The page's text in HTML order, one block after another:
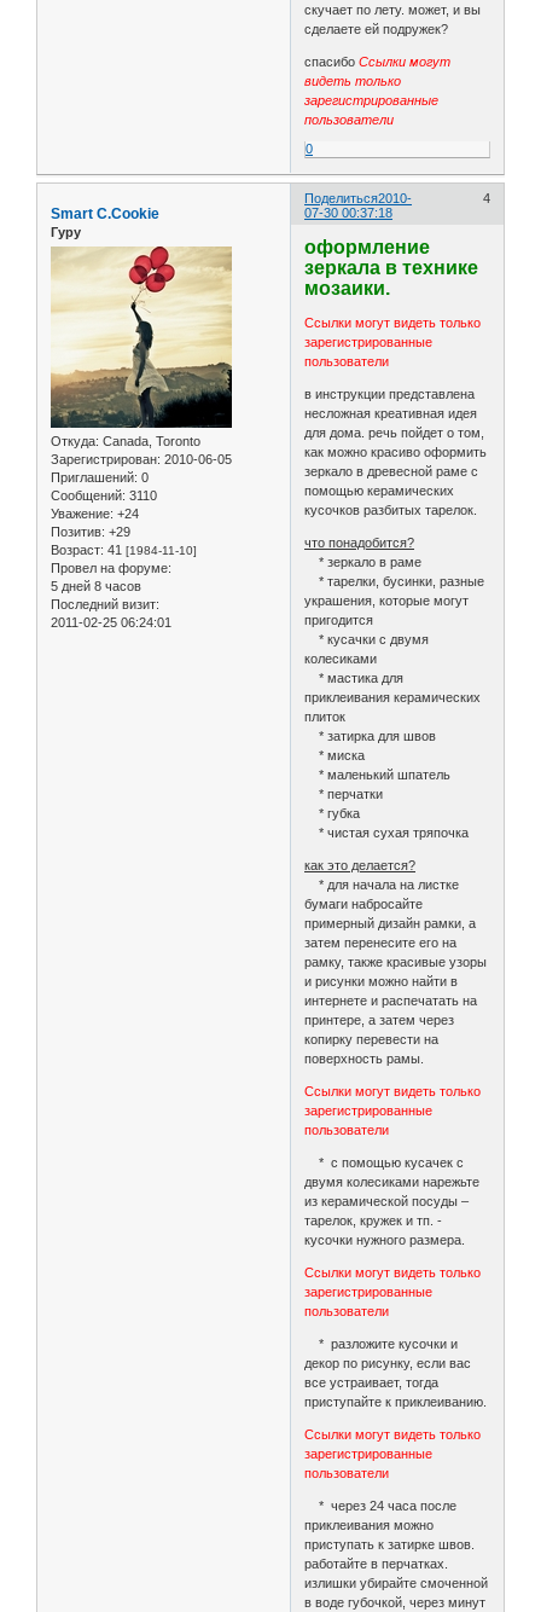
скучает по лету. может, и вы
сделаете ей подружек?
спасибоСсылки могут
видеть только
зарегистрированные
пользователи
0
Поделиться 4
2010-
07-30 00:37:18
Smart C.Cookie
Гуру
Откуда: Canada, Toronto
Зарегистрирован: 2010-06-05
Приглашений: 0
Сообщений: 3110
Уважение: +24
Позитив: +29
Возраст: 41 [1984-11-10]
Провел на форуме:
5 дней 8 часов
Последний визит:
2011-02-25 06:24:01
оформление
зеркала в технике
мозаики.
Ссылки могут видеть только
зарегистрированные
пользователи
в инструкции представлена
несложная креативная идея
для дома. речь пойдет о том,
как можно красиво оформить
зеркало в древесной раме с
помощью керамических
кусочков разбитых тарелок.
что понадобится?
* зеркало в раме
* тарелки, бусинки, разные
украшения, которые могут
пригодится
* кусачки с двумя
колесиками
* мастика для
приклеивания керамических
плиток
* затирка для швов
* миска
* маленький шпатель
* перчатки
* губка
* чистая сухая тряпочка
как это делается?
* для начала на листке
бумаги набросайте
примерный дизайн рамки, а
затем перенесите его на
рамку, также красивые узоры
и рисунки можно найти в
интернете и распечатать на
принтере, а затем через
копирку перевести на
поверхность рамы.
Ссылки могут видеть только
зарегистрированные
пользователи
* с помощью кусачек с
двумя колесиками нарежьте
из керамической посуды –
тарелок, кружек и тп. -
кусочки нужного размера.
Ссылки могут видеть только
зарегистрированные
пользователи
* разложите кусочки и
декор по рисунку, если вас
все устраивает, тогда
приступайте к приклеиванию.
Ссылки могут видеть только
зарегистрированные
пользователи
* через 24 часа после
приклеивания можно
приступать к затирке швов.
работайте в перчатках.
излишки убирайте смоченной
в воде губочкой, через минут